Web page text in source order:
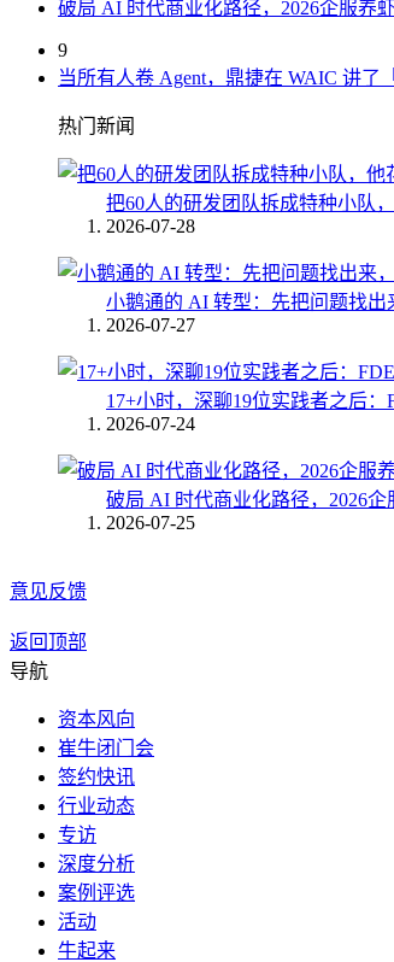
破局 AI 时代商业化路径，2026企服养
9
当所有人卷 Agent，鼎捷在 WAIC 讲了
热门新闻
把60人的研发团队拆成特种小队
2026-07-28
小鹅通的 AI 转型：先把问题找出
2026-07-27
17+小时，深聊19位实践者之后
2026-07-24
破局 AI 时代商业化路径，2026
2026-07-25
意见反馈
返回顶部
导航
资本风向
崔牛闭门会
签约快讯
行业动态
专访
深度分析
案例评选
活动
牛起来